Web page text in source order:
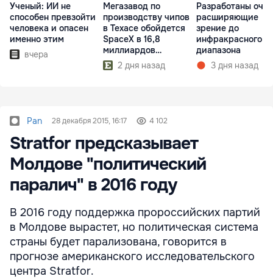
Ученый: ИИ не
способен превзойти
человека и опасен
именно этим
вчера
Мегазавод по
производству чипов
в Техасе обойдется
SpaceX в 16,8
миллиардов
долларов
2 дня назад
Разработаны
расширяющие
зрение до
инфракрасного
диапазона
3 дня назад
Pan 28 декабря 2015, 16:17 4 102
Stratfor предсказывает
Молдове "политический
паралич" в 2016 году
В 2016 году поддержка пророссийских партий
в Молдове вырастет, но политическая система
страны будет парализована, говорится в
прогнозе американского исследовательского
центра Stratfor.